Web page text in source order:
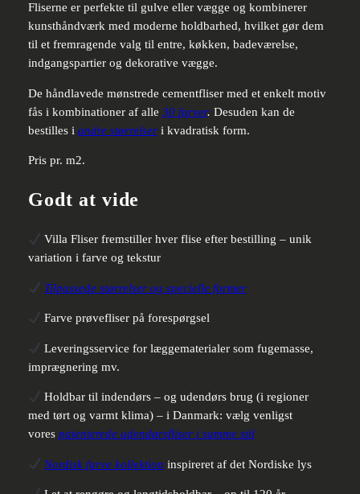
Fliserne er perfekte til gulve eller vægge og kombinerer
kunsthåndværk med moderne holdbarhed, hvilket gør dem
til et fremragende valg til entre, køkken, badeværelse,
indgangspartier og dekorative vægge.
De håndlavede mønstrede cementfliser med et enkelt motiv
fås i kombinationer af alle 30 farver. Desuden kan de
bestilles i andre størrelseri kvadratisk form.
Pris pr. m2.
Godt at vide
Villa Fliser fremstiller hver flise efter bestilling – unik
variation i farve og tekstur
Tilpassede størrelser og specielle former
Farve prøvefliser på forespørgsel
Leveringsservice for læggematerialer som fugemasse,
imprægnering mv.
Holdbar til indendørs – og udendørs brug (i regioner
med tørt og varmt klima) – i Danmark: vælg venligst
vores patenterede udendørsfliser i samme stil
Nordisk farve kollektion inspireret af det Nordiske lys